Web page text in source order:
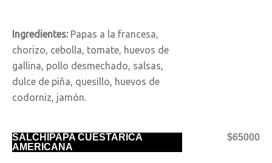
Ingredientes: Papas a la francesa,
chorizo, cebolla, tomate, huevos de
gallina, pollo desmechado, salsas,
dulce de piña, quesillo, huevos de
codorniz, jamón.
SALCHIPAPA CUESTARICA
AMERICANA
$65000